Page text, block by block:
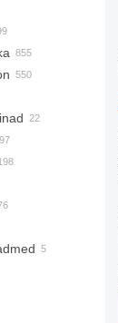
seadmed